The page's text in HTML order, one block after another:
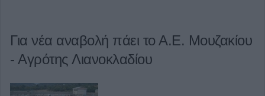
Για νέα αναβολή πάει το Α.Ε. Μουζακίου
- Αγρότης Λιανοκλαδίου